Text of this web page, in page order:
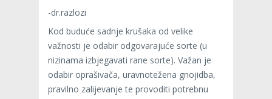
-dr.razlozi
Kod buduće sadnje krušaka od velike
važnosti je odabir odgovarajuće sorte (u
nizinama izbjegavati rane sorte). Važan je
odabir oprašivača, uravnotežena gnojidba,
pravilno zalijevanje te provoditi potrebnu